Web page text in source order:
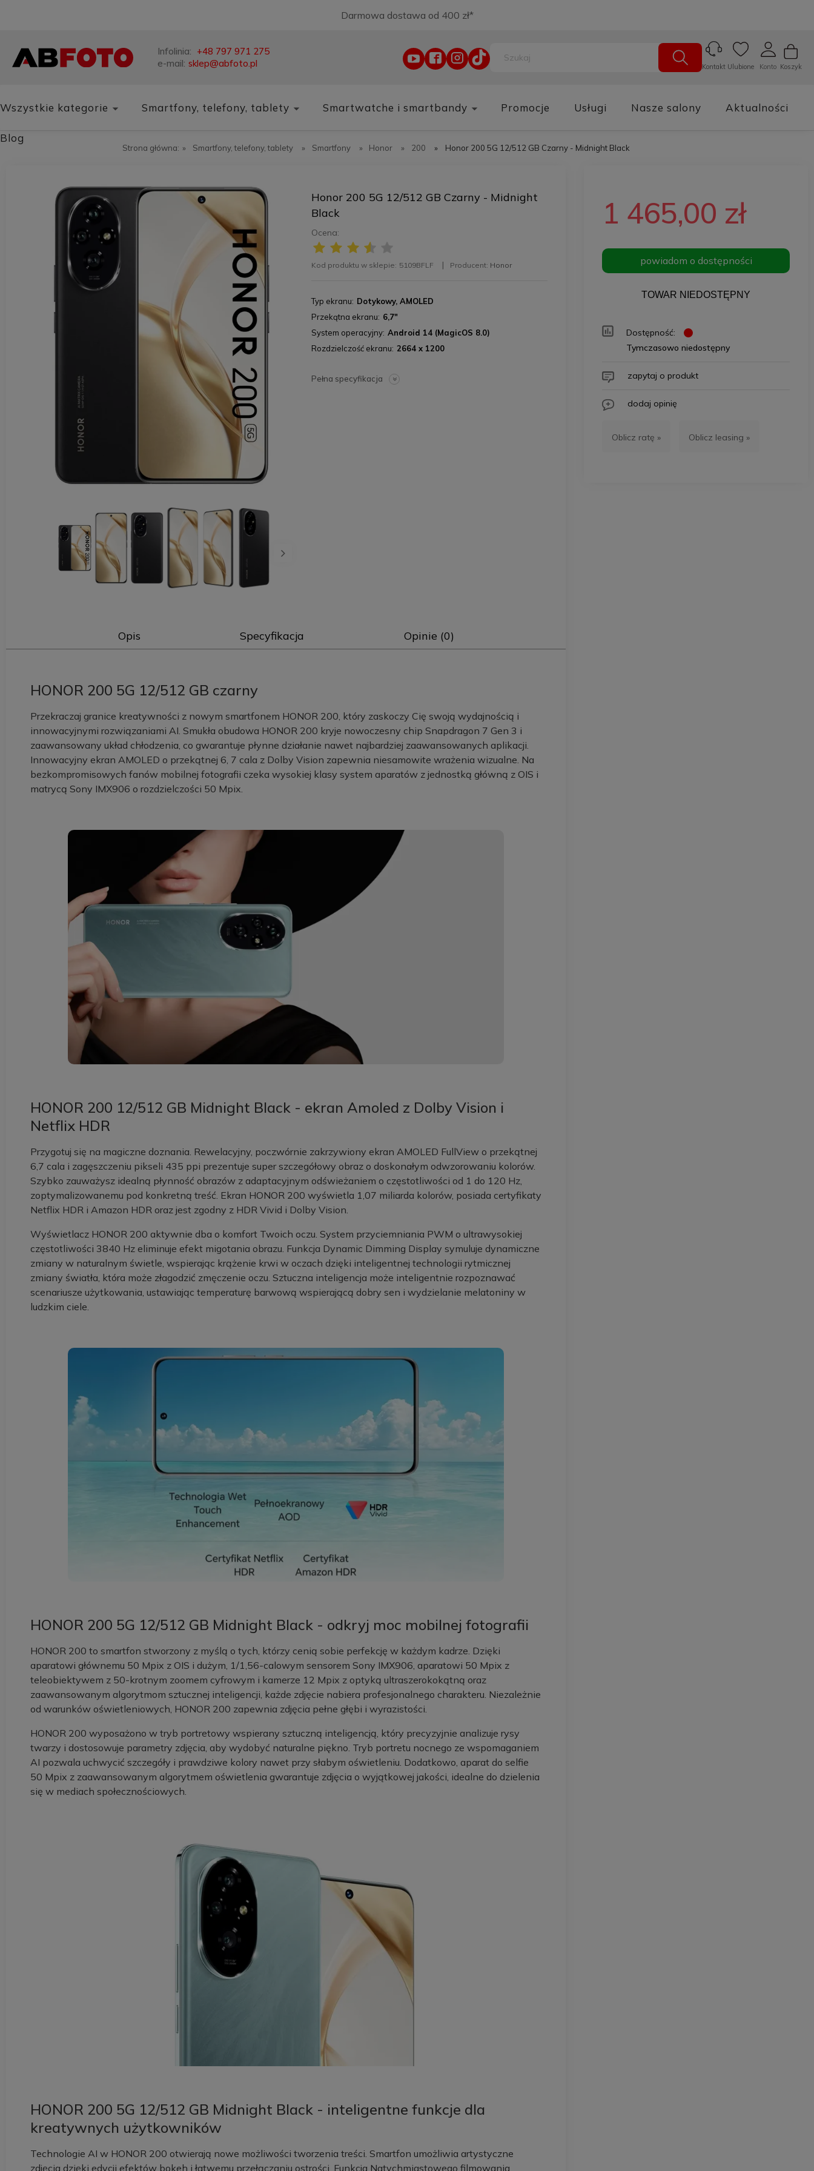
Darmowa dostawa od 400 zł*
Infolinia: +48 797 971 275
e-mail: sklep@abfoto.pl Koszyk
Konto
Ulubione
Kontakt
Wszystkie kategorie Smartfony, telefony, tablety Smartwatche i smartbandy Promocje Usługi Nasze salony Aktualności
Blog
Strona główna: » Smartfony, telefony, tablety » Smartfony » Honor » 200 » Honor 200 5G 12/512 GB Czarny - Midnight Black
Honor 200 5G 12/512 GB Czarny - Midnight
Black
Ocena:
Kod produktu w sklepie: 5109BFLF Producent: Honor
Typ ekranu
Dotykowy, AMOLED
Przekątna ekranu
6,7"
System operacyjny Android 14 (MagicOS 8.0)
Rozdzielczość ekranu 2664 x 1200
Pełna specyfikacja
Opis Specyfikacja Opinie (0)
HONOR 200 5G 12/512 GB czarny
Przekraczaj granice kreatywności z nowym smartfonem HONOR 200, który zaskoczy Cię swoją wydajnością i
innowacyjnymi rozwiązaniami AI. Smukła obudowa HONOR 200 kryje nowoczesny chip Snapdragon 7 Gen 3 i
zaawansowany układ chłodzenia, co gwarantuje płynne działanie nawet najbardziej zaawansowanych aplikacji.
Innowacyjny ekran AMOLED o przekątnej 6, 7 cala z Dolby Vision zapewnia niesamowite wrażenia wizualne. Na
bezkompromisowych fanów mobilnej fotografii czeka wysokiej klasy system aparatów z jednostką główną z OIS i
matrycą Sony IMX906 o rozdzielczości 50 Mpix.
HONOR 200 12/512 GB Midnight Black - ekran Amoled z Dolby Vision i
Netflix HDR
Przygotuj się na magiczne doznania. Rewelacyjny, poczwórnie zakrzywiony ekran AMOLED FullView o przekątnej
6,7 cala i zagęszczeniu pikseli 435 ppi prezentuje super szczegółowy obraz o doskonałym odwzorowaniu kolorów.
Szybko zauważysz idealną płynność obrazów z adaptacyjnym odświeżaniem o częstotliwości od 1 do 120 Hz,
zoptymalizowanemu pod konkretną treść. Ekran HONOR 200 wyświetla 1,07 miliarda kolorów, posiada certyfikaty
Netflix HDR i Amazon HDR oraz jest zgodny z HDR Vivid i Dolby Vision.
Wyświetlacz HONOR 200 aktywnie dba o komfort Twoich oczu. System przyciemniania PWM o ultrawysokiej
częstotliwości 3840 Hz eliminuje efekt migotania obrazu. Funkcja Dynamic Dimming Display symuluje dynamiczne
zmiany w naturalnym świetle, wspierając krążenie krwi w oczach dzięki inteligentnej technologii rytmicznej
zmiany światła, która może złagodzić zmęczenie oczu. Sztuczna inteligencja może inteligentnie rozpoznawać
scenariusze użytkowania, ustawiając temperaturę barwową wspierającą dobry sen i wydzielanie melatoniny w
ludzkim ciele.
HONOR 200 5G 12/512 GB Midnight Black - odkryj moc mobilnej fotografii
HONOR 200 to smartfon stworzony z myślą o tych, którzy cenią sobie perfekcję w każdym kadrze. Dzięki
aparatowi głównemu 50 Mpix z OIS i dużym, 1/1,56-calowym sensorem Sony IMX906, aparatowi 50 Mpix z
teleobiektywem z 50-krotnym zoomem cyfrowym i kamerze 12 Mpix z optyką ultraszerokokątną oraz
zaawansowanym algorytmom sztucznej inteligencji, każde zdjęcie nabiera profesjonalnego charakteru. Niezależnie
od warunków oświetleniowych, HONOR 200 zapewnia zdjęcia pełne głębi i wyrazistości.
HONOR 200 wyposażono w tryb portretowy wspierany sztuczną inteligencją, który precyzyjnie analizuje rysy
twarzy i dostosowuje parametry zdjęcia, aby wydobyć naturalne piękno. Tryb portretu nocnego ze wspomaganiem
AI pozwala uchwycić szczegóły i prawdziwe kolory nawet przy słabym oświetleniu. Dodatkowo, aparat do selfie
50 Mpix z zaawansowanym algorytmem oświetlenia gwarantuje zdjęcia o wyjątkowej jakości, idealne do dzielenia
się w mediach społecznościowych.
HONOR 200 5G 12/512 GB Midnight Black - inteligentne funkcje dla
kreatywnych użytkowników
Technologie AI w HONOR 200 otwierają nowe możliwości tworzenia treści. Smartfon umożliwia artystyczne
zdjęcia dzięki edycji efektów bokeh i łatwemu przełączaniu ostrości. Funkcja Natychmiastowego filmowania
1 465,00 zł
powiadom o dostępności
TOWAR NIEDOSTĘPNY
Dostępność:
Tymczasowo niedostępny
zapytaj o produkt
dodaj opinię
Oblicz ratę » Oblicz leasing »